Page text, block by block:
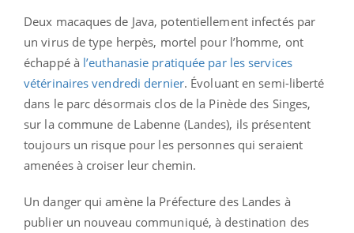
Deux macaques de Java, potentiellement infectés par
un virus de type herpès, mortel pour l’homme, ont
échappé à l’euthanasie pratiquée par les services
vétérinaires vendredi dernier. Évoluant en semi-liberté
dans le parc désormais clos de la Pinède des Singes,
sur la commune de Labenne (Landes), ils présentent
toujours un risque pour les personnes qui seraient
amenées à croiser leur chemin.
Un danger qui amène la Préfecture des Landes à
publier un nouveau communiqué, à destination des